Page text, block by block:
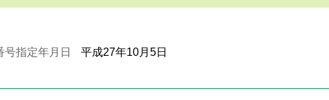
号指定年月日 平成27年10月5日